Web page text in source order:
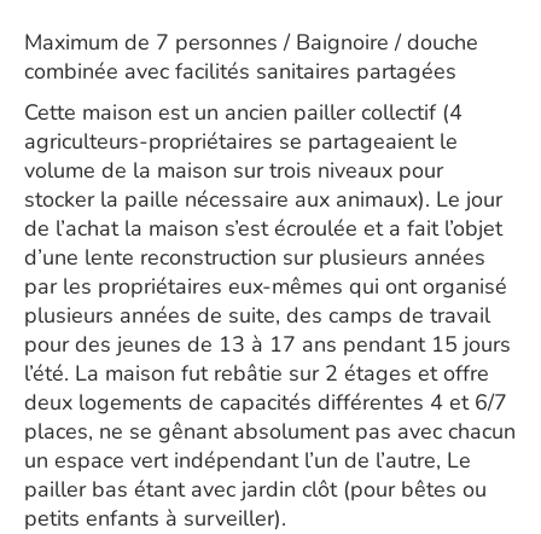
Maximum de 7 personnes / Baignoire / douche
combinée avec facilités sanitaires partagées
Cette maison est un ancien pailler collectif (4
agriculteurs-propriétaires se partageaient le
volume de la maison sur trois niveaux pour
stocker la paille nécessaire aux animaux). Le jour
de l’achat la maison s’est écroulée et a fait l’objet
d’une lente reconstruction sur plusieurs années
par les propriétaires eux-mêmes qui ont organisé
plusieurs années de suite, des camps de travail
pour des jeunes de 13 à 17 ans pendant 15 jours
l’été. La maison fut rebâtie sur 2 étages et offre
deux logements de capacités différentes 4 et 6/7
places, ne se gênant absolument pas avec chacun
un espace vert indépendant l’un de l’autre, Le
pailler bas étant avec jardin clôt (pour bêtes ou
petits enfants à surveiller).